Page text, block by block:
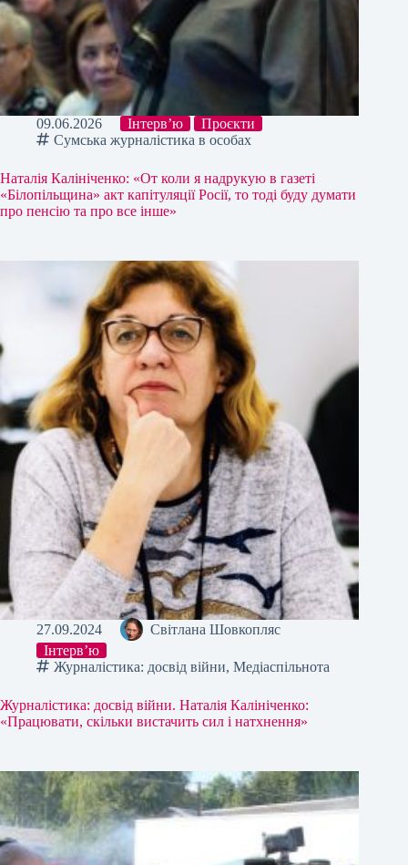
09.06.2026 Інтерв’ю
Проєкти
Сумська журналістика в особах
Наталія Калініченко: «От коли я надрукую в газеті
«Білопільщина» акт капітуляції Росії, то тоді буду думати
про пенсію та про все інше»
27.09.2024
Світлана Шовкопляс
Інтерв’ю
Журналістика: досвід війни, Медіаспільнота
Журналістика: досвід війни. Наталія Калініченко:
«Працювати, скільки вистачить сил і натхнення»